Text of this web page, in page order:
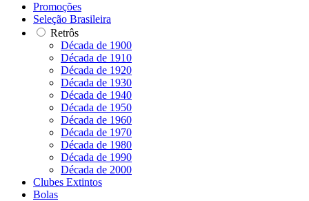
Promoções
Seleção Brasileira
Retrôs
Década de 1900
Década de 1910
Década de 1920
Década de 1930
Década de 1940
Década de 1950
Década de 1960
Década de 1970
Década de 1980
Década de 1990
Década de 2000
Clubes Extintos
Bolas